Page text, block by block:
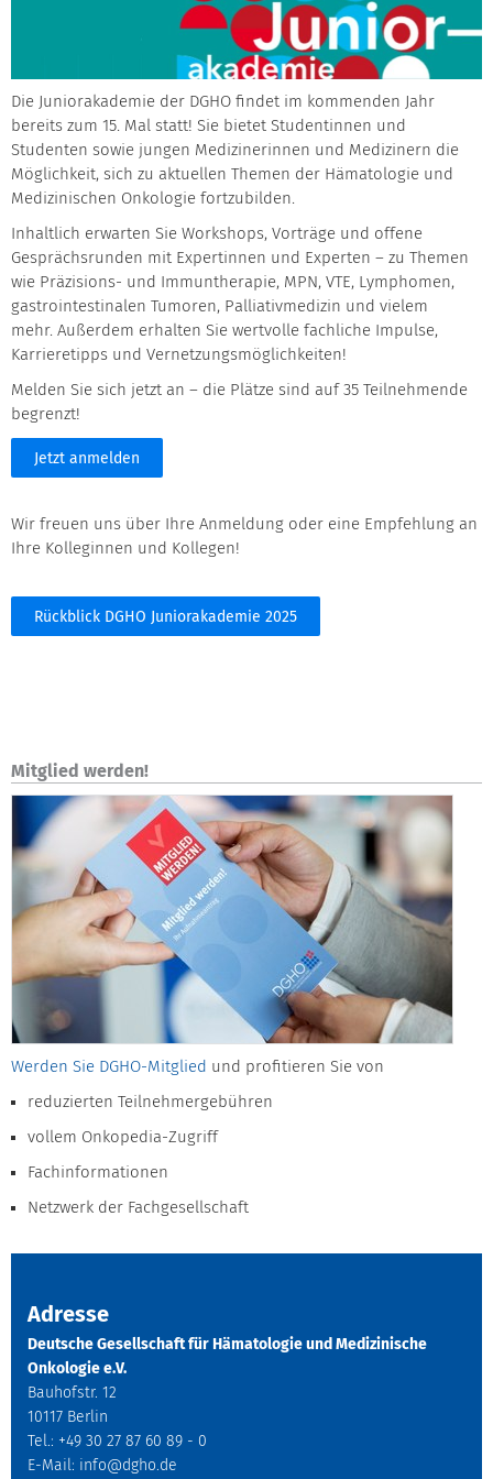
Die Juniorakademie der DGHO findet im kommenden Jahr
bereits zum 15. Mal statt! Sie bietet Studentinnen und
Studenten sowie jungen Medizinerinnen und Medizinern die
Möglichkeit, sich zu aktuellen Themen der Hämatologie und
Medizinischen Onkologie fortzubilden.
Inhaltlich erwarten Sie Workshops, Vorträge und offene
Gesprächsrunden mit Expertinnen und Experten – zu Themen
wie Präzisions- und Immuntherapie, MPN, VTE, Lymphomen,
gastrointestinalen Tumoren, Palliativmedizin und vielem
mehr. Außerdem erhalten Sie wertvolle fachliche Impulse,
Karrieretipps und Vernetzungsmöglichkeiten!
Melden Sie sich jetzt an – die Plätze sind auf 35 Teilnehmende
begrenzt!
Jetzt anmelden
Wir freuen uns über Ihre Anmeldung oder eine Empfehlung an
Ihre Kolleginnen und Kollegen!
Rückblick DGHO Juniorakademie 2025
Mitglied werden!
Werden Sie DGHO-Mitglied und profitieren Sie von
reduzierten Teilnehmergebühren
vollem Onkopedia-Zugriff
Fachinformationen
Netzwerk der Fachgesellschaft
Adresse
Deutsche Gesellschaft für Hämatologie und Medizinische
Onkologie e.V.
Bauhofstr. 12
10117 Berlin
Tel.: +49 30 27 87 60 89 - 0
E-Mail: info@dgho.de